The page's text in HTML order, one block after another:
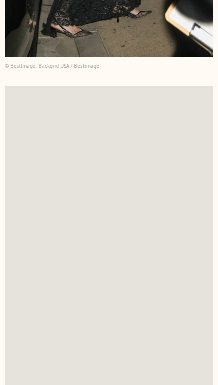
© BestImage, Backgrid USA / Bestimage